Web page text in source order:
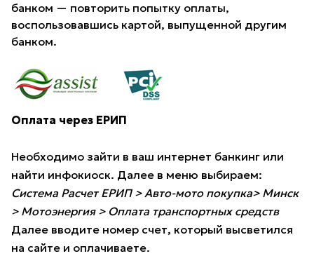
банком — повторить попытку оплаты,
воспользовавшись картой, выпущенной другим
банком.
Оплата через ЕРИП
Необходимо зайти в ваш интернет банкинг или
найти инфокиоск. Далее в меню выбираем:
Система Расчет ЕРИП > Авто-мото покупка> Минск
> Мотоэнергия > Оплата транспортных средств
Далее вводите номер счет, который высветился
на сайте и оплачиваете.